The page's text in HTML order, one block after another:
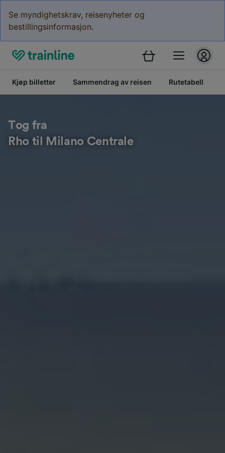
Se myndighetskrav, reisenyheter og
bestillingsinformasjon.
Kjøp billetter Sammendrag av reisen Rutetabell
Tog fra
Rho til Milano Centrale